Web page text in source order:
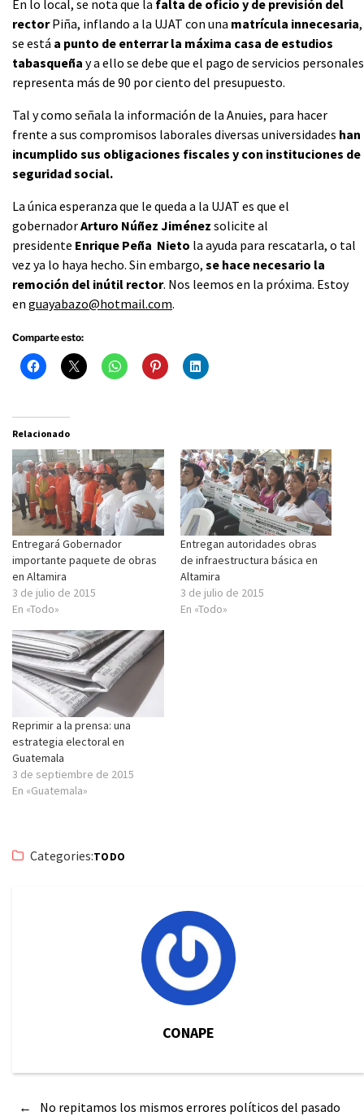
En lo local, se nota que la falta de oficio y de previsión del
rectorPiña, inflando a la UJAT con una matrícula innecesaria,
se está a punto de enterrar la máxima casa de estudios
tabasqueña y a ello se debe que el pago de servicios personales
representa más de 90 por ciento del presupuesto.
Tal y como señala la información de la Anuies, para hacer
frente a sus compromisos laborales diversas universidades han
incumplido sus obligaciones fiscales y con instituciones de
seguridad social.
La única esperanza que le queda a la UJAT es que el
gobernadorArturo Núñez Jiménez solicite al
presidente Enrique Peña Nieto la ayuda para rescatarla, o tal
vez ya lo haya hecho. Sin embargo, se hace necesario la
remoción del inútil rector. Nos leemos en la próxima. Estoy
en guayabazo@hotmail.com.
Comparte esto:
Relacionado
Entregará Gobernador
importante paquete de obras
en Altamira
3 de julio de 2015
En «Todo»
Entregan autoridades obras
de infraestructura básica en
Altamira
3 de julio de 2015
En «Todo»
Reprimir a la prensa: una
estrategia electoral en
Guatemala
3 de septiembre de 2015
En «Guatemala»
Categories:TODO
CONAPE
←
No repitamos los mismos errores políticos del pasado